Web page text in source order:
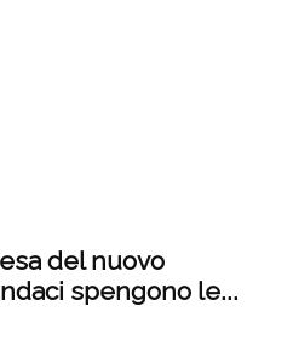
del nuovo
spengono le...